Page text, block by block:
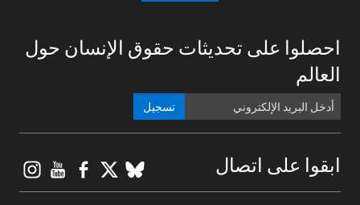
احصلوا على تحديثات حقوق الإنسان حول
العالم
تسجيل
ابقوا على اتصال BlueSky
X